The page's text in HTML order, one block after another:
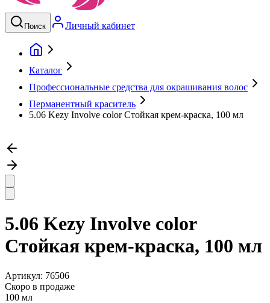
Поиск Личный кабинет
Каталог
Профессиональные средства для окрашивания волос
Перманентный краситель
5.06 Kezy Involve color Стойкая крем-краска, 100 мл
5.06 Kezy Involve color
Стойкая крем-краска, 100 мл
Артикул: 76506
Скоро в продаже
100 мл